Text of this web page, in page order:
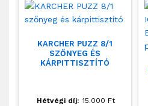
KARCHER PUZZ 8/1
SZŐNYEG ÉS
KÁRPITTISZTÍTÓ
Hétvégi díj: 15.000 Ft